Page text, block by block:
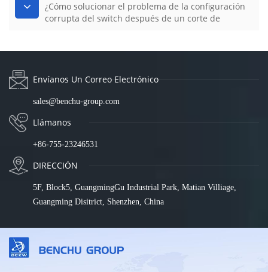
¿Cómo solucionar el problema de la configuración
corrupta del switch después de un corte de
Envíanos Un Correo Electrónico
sales@benchu-group.com
Llámanos
+86-755-23246531
DIRECCIÓN
5F, Block5, GuangmingGu Industrial Park, Matian Villiage,
Guangming Disitrict, Shenzhen, China